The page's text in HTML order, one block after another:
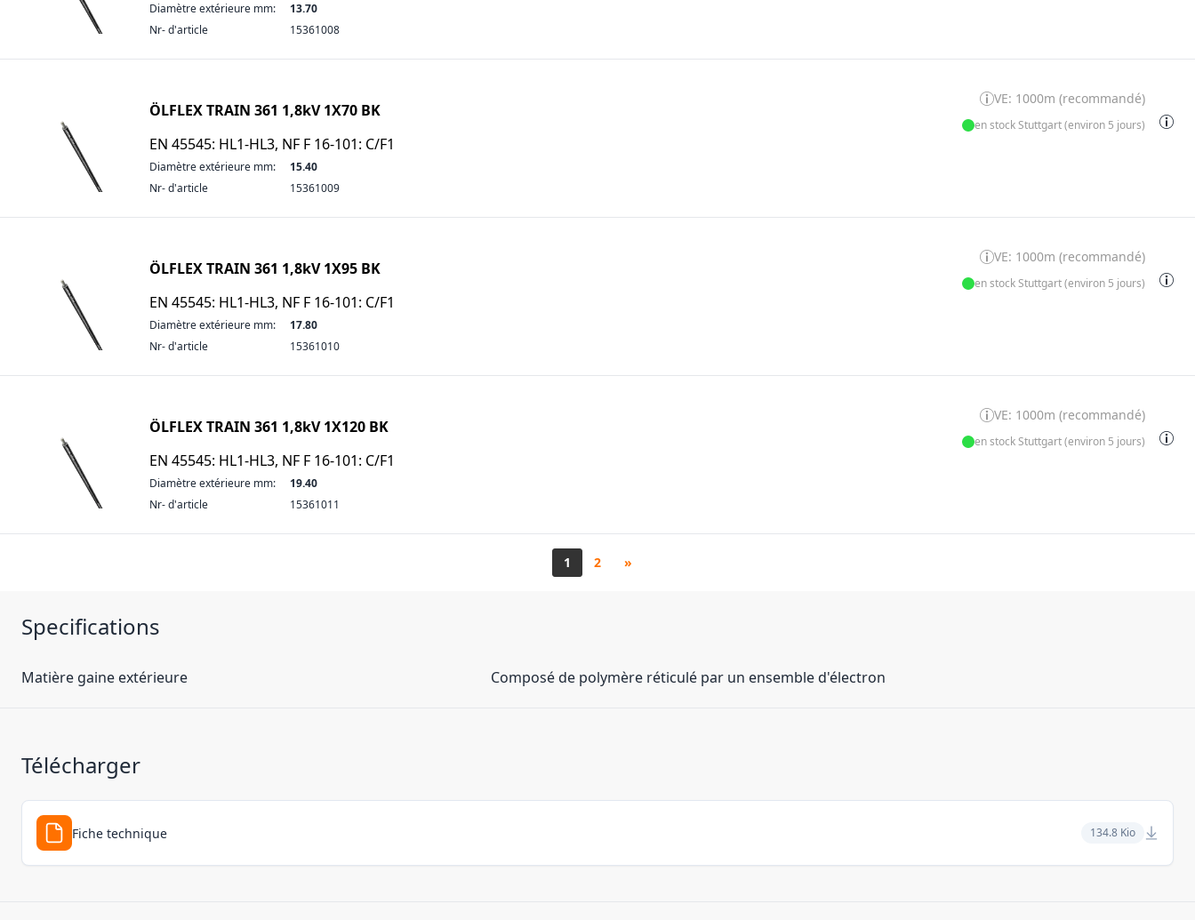
Diamètre extérieure mm:
13.70
Nr- d'article
15361008
ÖLFLEX TRAIN 361 1,8kV 1X70 BK
EN 45545: HL1-HL3, NF F 16-101: C/F1
Diamètre extérieure mm:
15.40
Nr- d'article
15361009
VE: 1000m (recommandé)
en stock Stuttgart (environ 5 jours)
ÖLFLEX TRAIN 361 1,8kV 1X95 BK
EN 45545: HL1-HL3, NF F 16-101: C/F1
Diamètre extérieure mm:
17.80
Nr- d'article
15361010
VE: 1000m (recommandé)
en stock Stuttgart (environ 5 jours)
ÖLFLEX TRAIN 361 1,8kV 1X120 BK
EN 45545: HL1-HL3, NF F 16-101: C/F1
Diamètre extérieure mm:
19.40
Nr- d'article
15361011
VE: 1000m (recommandé)
en stock Stuttgart (environ 5 jours)
1 2 »
Specifications
Matière gaine extérieure Composé de polymère réticulé par un ensemble d'électron
Télécharger
Fiche technique 134.8 Kio